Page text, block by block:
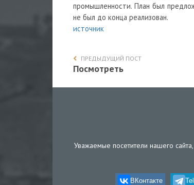
промышленности. План был
не был до конца реализован.
источник
ПРЕДЫДУЩИЙ ПОСТ
Посмотреть
Уважаемые посетители нашего
ВКонтакте